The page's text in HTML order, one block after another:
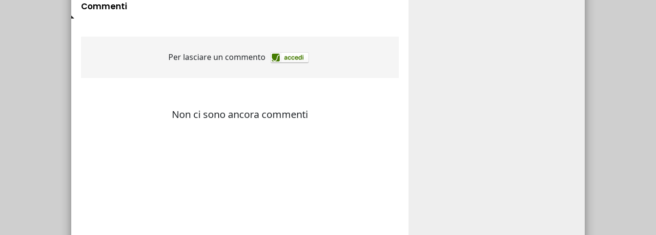
Commenti